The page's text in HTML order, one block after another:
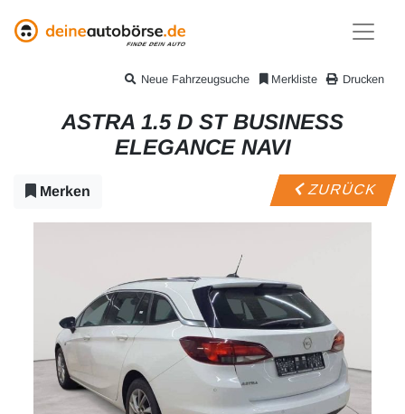
Drucken
Merkliste
Neue Fahrzeugsuche
ASTRA 1.5 D ST BUSINESS
ELEGANCE NAVI
Merken ZURÜCK